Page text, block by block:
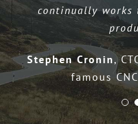
the chief engineer
and this
Marketing
continually
Stephen Cronin,
famous